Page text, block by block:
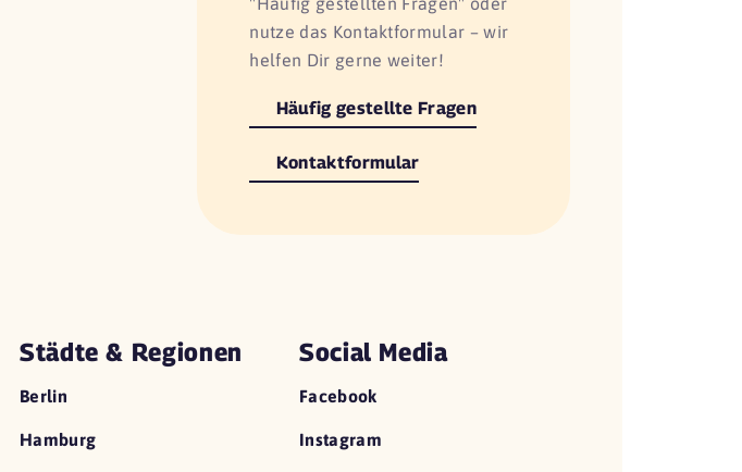
nutze das Kontaktformular – wir
helfen Dir gerne weiter!
Häufig gestellte Fragen
Kontaktformular
Städte & Regionen
Berlin
Hamburg
Social Media
Facebook
Instagram